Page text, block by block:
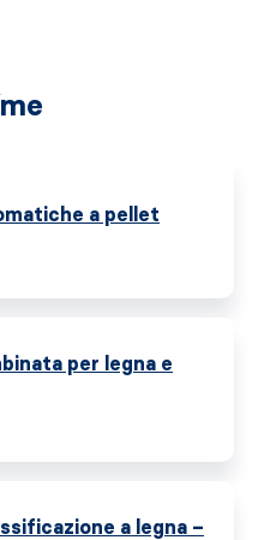
a pellet
per legna e
a legna –